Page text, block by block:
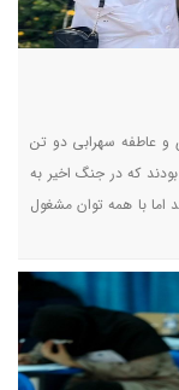
و عاطفه سهرابی دو تن
که در جنگ اخیر به
اما با همه توان مشغول